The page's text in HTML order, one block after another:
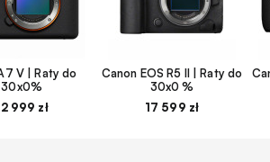
V | Raty do
30x0%
999 zł
Canon EOS R5 II | Raty do
30x0 %
17 599 zł